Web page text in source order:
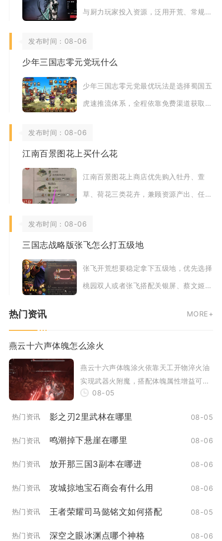
与厨力玩家投入资源，泛用开荒、常规高
取培养，资源
发布时间：08-06
少年三国志零元党玩什么
少年三国志零元党最优玩法是选择蜀国五
虎速推流体系，全程依靠免费渠道获取武
推图、日常副
发布时间：08-06
江南百景图花上买什么花
江南百景图花上商店优先购入牡丹、萱
草、荷花三类花卉，兼顾资源产出、任务
根据玩法缺口酌
发布时间：08-06
三国志战略版张飞怎么打五级地
张飞开荒想要稳定拿下五级地，优先选择
桃园双人或者张飞搭配关银屏、蔡文姬组
热门资讯 MORE+
燕云十六声体魄怎么涂火
燕云十六声体魄涂火依靠天工开物淬火油
实现武器火附魔，搭配体魄属性增益可以
最大化灼烧伤害与持续输出能力。想要稳
08-05
热门资讯 影之刃2里武林在哪里 08-05
热门资讯 鸣潮掉下悬崖在哪里 08-06
热门资讯 放开那三国3副本在哪进 08-06
热门资讯 攻城掠地宝石商会有什么用 08-06
热门资讯 王者荣耀司马懿铭文如何搭配 08-05
热门资讯 深空之眼冰渊点哪个神格 08-06